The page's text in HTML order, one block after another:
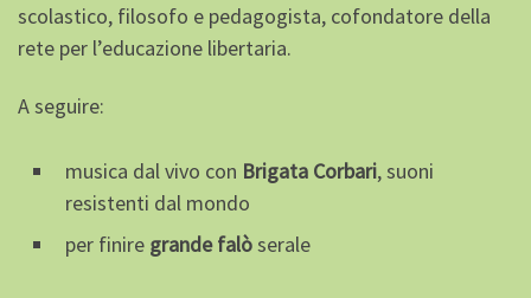
scolastico, filosofo e pedagogista, cofondatore della
rete per l’educazione libertaria.
A seguire:
musica dal vivo con Brigata Corbari, suoni
resistenti dal mondo
per finire grande falòserale